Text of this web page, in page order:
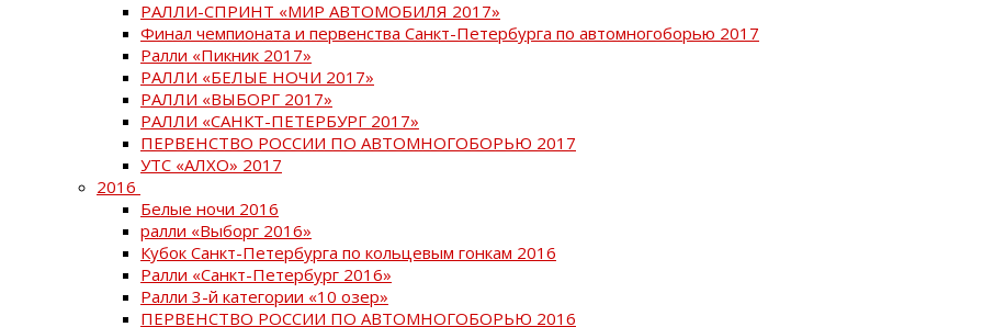
РАЛЛИ-СПРИНТ «МИР АВТОМОБИЛЯ 2017»
Финал чемпионата и первенства Санкт-Петербурга по автомногоборью 2017
Ралли «Пикник 2017»
РАЛЛИ «БЕЛЫЕ НОЧИ 2017»
РАЛЛИ «ВЫБОРГ 2017»
РАЛЛИ «САНКТ-ПЕТЕРБУРГ 2017»
ПЕРВЕНСТВО РОССИИ ПО АВТОМНОГОБОРЬЮ 2017
УТС «АЛХО» 2017
2016
Белые ночи 2016
ралли «Выборг 2016»
Кубок Санкт-Петербурга по кольцевым гонкам 2016
Ралли «Санкт-Петербург 2016»
Ралли 3-й категории «10 озер»
ПЕРВЕНСТВО РОССИИ ПО АВТОМНОГОБОРЬЮ 2016